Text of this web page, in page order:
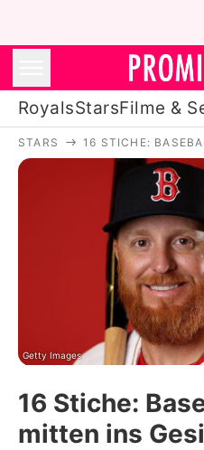
RoyalsStarsFilme &
Filme &
Familie
Alle Themen
STARS 16 STICHE:
Getty Images
16 Stiche:
mitten ins